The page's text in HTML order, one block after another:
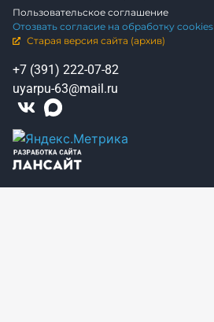
Пользовательское соглашение
Отозвать согласие на обработку cookies
Старая версия сайта (архив)
+7 (391) 222-07-82
uyarpu-63@mail.ru